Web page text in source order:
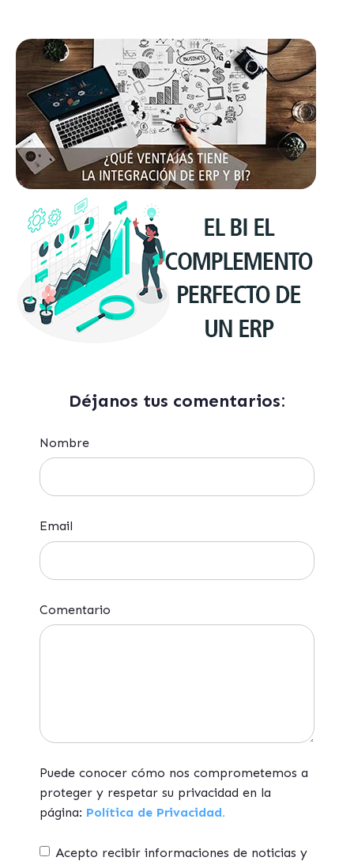
Déjanos tus comentarios:
Nombre
Email
Comentario
Puede conocer cómo nos comprometemos a
proteger y respetar su privacidad en la
página: Política de Privacidad.
Acepto recibir informaciones de noticias y